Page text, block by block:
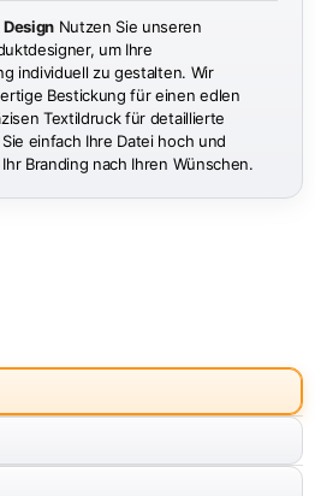
Nutzen Sie unseren
um Ihre
individuell zu gestalten. Wir
Bestickung für einen edlen
Textildruck für detaillierte
einfach Ihre Datei hoch und
Branding nach Ihren Wünschen.